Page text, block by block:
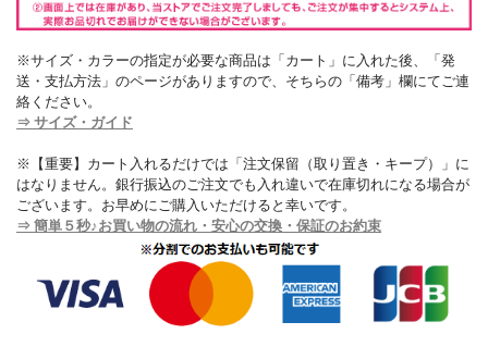
※サイズ・カラーの指定が必要な商品は「カート」に入れた後、「発
送・支払方法」のページがありますので、そちらの「備考」欄にてご連
絡ください。
⇒ サイズ・ガイド
※【重要】カート入れるだけでは「注文保留（取り置き・キープ）」に
はなりません。銀行振込のご注文でも入れ違いで在庫切れになる場合が
ございます。お早めにご購入いただけると幸いです。
⇒ 簡単５秒♪お買い物の流れ・安心の交換・保証のお約束